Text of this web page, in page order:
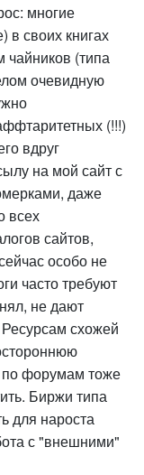
многие
в своих книгах
чайников (типа
очевидную
(!!!)
вдруг
на мой сайт с
даже
всех
сайтов,
особо не
часто требуют
не дают
схожей
по форумам тоже
Биржи типа
для нароста
с "внешними"